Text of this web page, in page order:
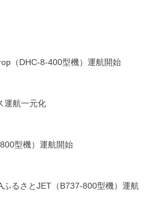
（DHC-8-400型機）運航開始
運航一元化
型機）運航開始
るさとJET（B737-800型機）運航